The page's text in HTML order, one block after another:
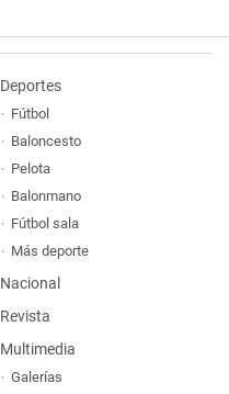
Deportes
Fútbol
Baloncesto
Pelota
Balonmano
Fútbol sala
Más deporte
Nacional
Revista
Multimedia
Galerías